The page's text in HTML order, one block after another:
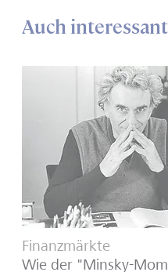
Auch interessant
Finanzmärkte
Wie der "Minsky-